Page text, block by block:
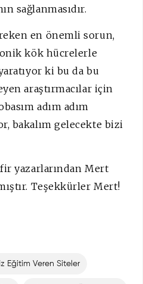
sağlanmasıdır.
en önemli sorun,
kök hücrelerle
ki bu da bu
araştırmacılar için
adım adım
bakalım gelecekte bizi
yazarlarından Mert
Teşekkürler Mert!
Eğitim Veren Siteler